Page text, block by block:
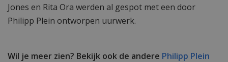
Jones en Rita Ora werden al gespot met een door
Philipp Plein ontworpen uurwerk.
Wil je meer zien? Bekijk ook de andere Philipp Plein